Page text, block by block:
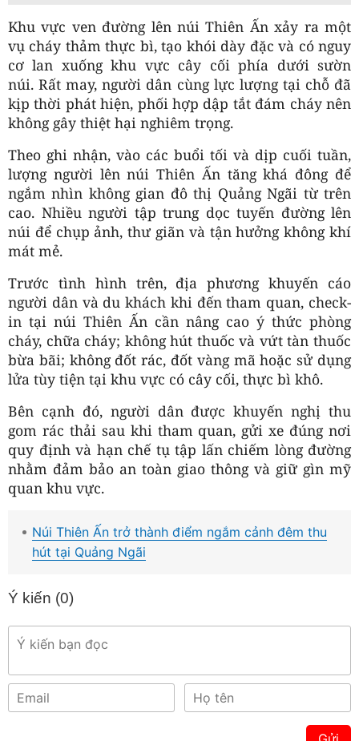
Khu vực ven đường lên núi Thiên Ấn xảy ra một
vụ cháy thảm thực bì, tạo khói dày đặc và có nguy
cơ lan xuống khu vực cây cối phía dưới sườn
núi. Rất may, người dân cùng lực lượng tại chỗ đã
kịp thời phát hiện, phối hợp dập tắt đám cháy nên
không gây thiệt hại nghiêm trọng.
Theo ghi nhận, vào các buổi tối và dịp cuối tuần,
lượng người lên núi Thiên Ấn tăng khá đông để
ngắm nhìn không gian đô thị Quảng Ngãi từ trên
cao. Nhiều người tập trung dọc tuyến đường lên
núi để chụp ảnh, thư giãn và tận hưởng không khí
mát mẻ.
Trước tình hình trên, địa phương khuyến cáo
người dân và du khách khi đến tham quan, check-
in tại núi Thiên Ấn cần nâng cao ý thức phòng
cháy, chữa cháy; không hút thuốc và vứt tàn thuốc
bừa bãi; không đốt rác, đốt vàng mã hoặc sử dụng
lửa tùy tiện tại khu vực có cây cối, thực bì khô.
Bên cạnh đó, người dân được khuyến nghị thu
gom rác thải sau khi tham quan, gửi xe đúng nơi
quy định và hạn chế tụ tập lấn chiếm lòng đường
nhằm đảm bảo an toàn giao thông và giữ gìn mỹ
quan khu vực.
Núi Thiên Ấn trở thành điểm ngắm cảnh đêm thu
hút tại Quảng Ngãi
Ý kiến (0)